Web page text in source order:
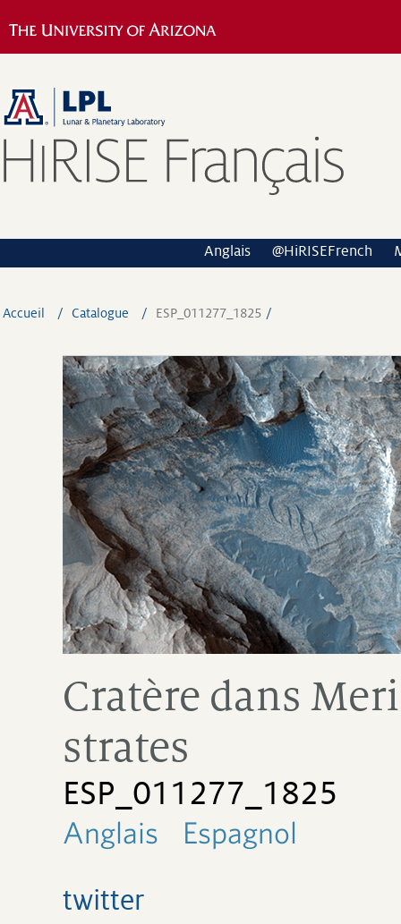
Anglais @HiRISEFrench
Accueil Catalogue ESP_011277_1825
Cratère dans
strates
ESP_011277_1825
Anglais
Espagnol
twitter